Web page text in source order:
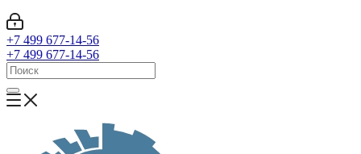
+7 499 677-14-56
+7 499 677-14-56